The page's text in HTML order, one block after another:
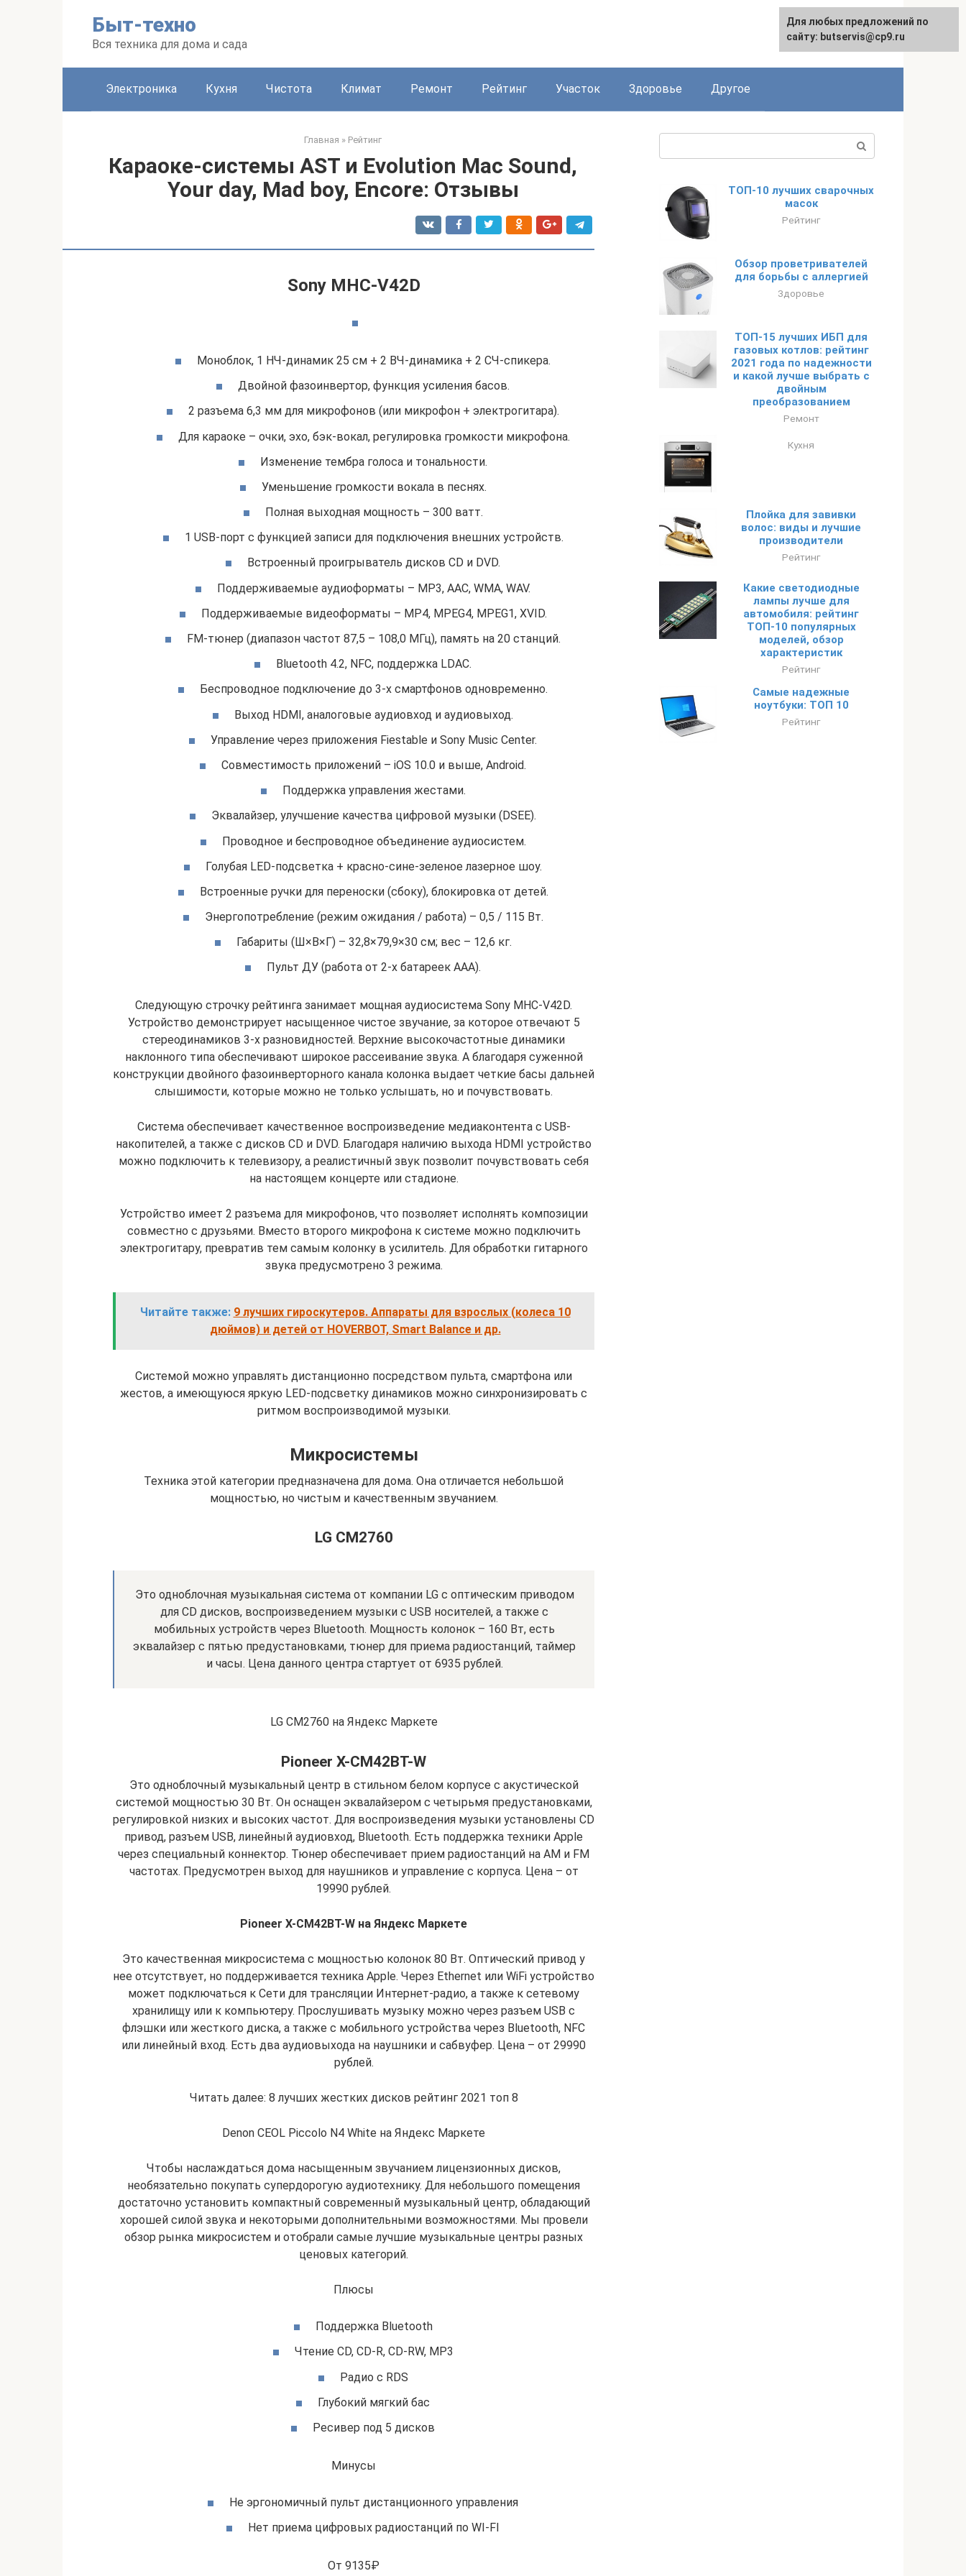
Быт-техно
Вся техника для дома и сада
English
Электроника Кухня Чистота Климат Ремонт Рейтинг Участок Здоровье Другое
Главная » Рейтинг
Караоке-системы AST и Evolution Мac Sound,
Your day, Mad boy, Encore: Отзывы
Sony MHC-V42D
Моноблок, 1 НЧ-динамик 25 см + 2 ВЧ-динамика + 2 СЧ-спикера.
Двойной фазоинвертор, функция усиления басов.
2 разъема 6,3 мм для микрофонов (или микрофон + электрогитара).
Для караоке – очки, эхо, бэк-вокал, регулировка громкости микрофона.
Изменение тембра голоса и тональности.
Уменьшение громкости вокала в песнях.
Полная выходная мощность – 300 ватт.
1 USB-порт с функцией записи для подключения внешних устройств.
Встроенный проигрыватель дисков CD и DVD.
Поддерживаемые аудиоформаты – MP3, AAC, WMA, WAV.
Поддерживаемые видеоформаты – MP4, MPEG4, MPEG1, XVID.
FM-тюнер (диапазон частот 87,5 – 108,0 МГц), память на 20 станций.
Bluetooth 4.2, NFC, поддержка LDAC.
Беспроводное подключение до 3-х смартфонов одновременно.
Выход HDMI, аналоговые аудиовход и аудиовыход.
Управление через приложения Fiestable и Sony Music Center.
Совместимость приложений – iOS 10.0 и выше, Android.
Поддержка управления жестами.
Эквалайзер, улучшение качества цифровой музыки (DSEE).
Проводное и беспроводное объединение аудиосистем.
Голубая LED-подсветка + красно-сине-зеленое лазерное шоу.
Встроенные ручки для переноски (сбоку), блокировка от детей.
Энергопотребление (режим ожидания / работа) – 0,5 / 115 Вт.
Габариты (Ш×В×Г) – 32,8×79,9×30 см; вес – 12,6 кг.
Пульт ДУ (работа от 2-х батареек ААА).
Следующую строчку рейтинга занимает мощная аудиосистема Sony MHC-V42D.
Устройство демонстрирует насыщенное чистое звучание, за которое отвечают 5
стереодинамиков 3-х разновидностей. Верхние высокочастотные динамики
наклонного типа обеспечивают широкое рассеивание звука. А благодаря суженной
конструкции двойного фазоинверторного канала колонка выдает четкие басы дальней
слышимости, которые можно не только услышать, но и почувствовать.
Система обеспечивает качественное воспроизведение медиаконтента с USB-
накопителей, а также с дисков CD и DVD. Благодаря наличию выхода HDMI устройство
можно подключить к телевизору, а реалистичный звук позволит почувствовать себя
на настоящем концерте или стадионе.
Устройство имеет 2 разъема для микрофонов, что позволяет исполнять композиции
совместно с друзьями. Вместо второго микрофона к системе можно подключить
электрогитару, превратив тем самым колонку в усилитель. Для обработки гитарного
звука предусмотрено 3 режима.
Читайте также: 9 лучших гироскутеров. Аппараты для взрослых (колеса 10
дюймов) и детей от HOVERBOT, Smart Balance и др.
Системой можно управлять дистанционно посредством пульта, смартфона или
жестов, а имеющуюся яркую LED-подсветку динамиков можно синхронизировать с
ритмом воспроизводимой музыки.
Микросистемы
Техника этой категории предназначена для дома. Она отличается небольшой
мощностью, но чистым и качественным звучанием.
LG CM2760
Это одноблочная музыкальная система от компании LG с оптическим приводом
для CD дисков, воспроизведением музыки с USB носителей, а также с
мобильных устройств через Bluetooth. Мощность колонок – 160 Вт, есть
эквалайзер с пятью предустановками, тюнер для приема радиостанций, таймер
и часы. Цена данного центра стартует от 6935 рублей.
LG CM2760 на Яндекс Маркете
Pioneer X-CM42BT-W
Это одноблочный музыкальный центр в стильном белом корпусе с акустической
системой мощностью 30 Вт. Он оснащен эквалайзером с четырьмя предустановками,
регулировкой низких и высоких частот. Для воспроизведения музыки установлены CD
привод, разъем USB, линейный аудиовход, Bluetooth. Есть поддержка техники Apple
через специальный коннектор. Тюнер обеспечивает прием радиостанций на AM и FM
частотах. Предусмотрен выход для наушников и управление с корпуса. Цена – от
19990 рублей.
Pioneer X-CM42BT-W на Яндекс Маркете
Это качественная микросистема с мощностью колонок 80 Вт. Оптический привод у
нее отсутствует, но поддерживается техника Apple. Через Ethernet или WiFi устройство
может подключаться к Сети для трансляции Интернет-радио, а также к сетевому
хранилищу или к компьютеру. Прослушивать музыку можно через разъем USB с
флэшки или жесткого диска, а также с мобильного устройства через Bluetooth, NFC
или линейный вход. Есть два аудиовыхода на наушники и сабвуфер. Цена – от 29990
рублей.
Читать далее: 8 лучших жестких дисков рейтинг 2021 топ 8
Denon CEOL Piccolo N4 White на Яндекс Маркете
Чтобы наслаждаться дома насыщенным звучанием лицензионных дисков,
необязательно покупать супердорогую аудиотехнику. Для небольшого помещения
достаточно установить компактный современный музыкальный центр, обладающий
хорошей силой звука и некоторыми дополнительными возможностями. Мы провели
обзор рынка микросистем и отобрали самые лучшие музыкальные центры разных
ценовых категорий.
Плюсы
Поддержка Bluetooth
Чтение CD, CD-R, CD-RW, MP3
Радио с RDS
Глубокий мягкий бас
Ресивер под 5 дисков
Минусы
Не эргономичный пульт дистанционного управления
Нет приема цифровых радиостанций по WI-FI
От 9135₽
ТОП-10 лучших сварочных
масок
Рейтинг
Обзор проветривателей
для борьбы с аллергией
Здоровье
ТОП-15 лучших ИБП для
газовых котлов: рейтинг
2021 года по надежности
и какой лучше выбрать с
двойным
преобразованием
Ремонт
Кухня
Плойка для завивки
волос: виды и лучшие
производители
Рейтинг
Какие светодиодные
лампы лучше для
автомобиля: рейтинг
ТОП-10 популярных
моделей, обзор
характеристик
Рейтинг
Самые надежные
ноутбуки: ТОП 10
Рейтинг
Для любых предложений по
сайту: butservis@cp9.ru